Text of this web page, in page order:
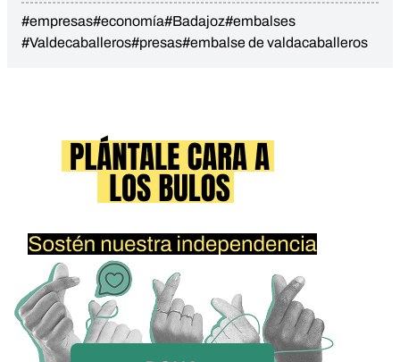
#empresas#economía#Badajoz#embalses
#Valdecaballeros#presas#embalse de valdacaballeros